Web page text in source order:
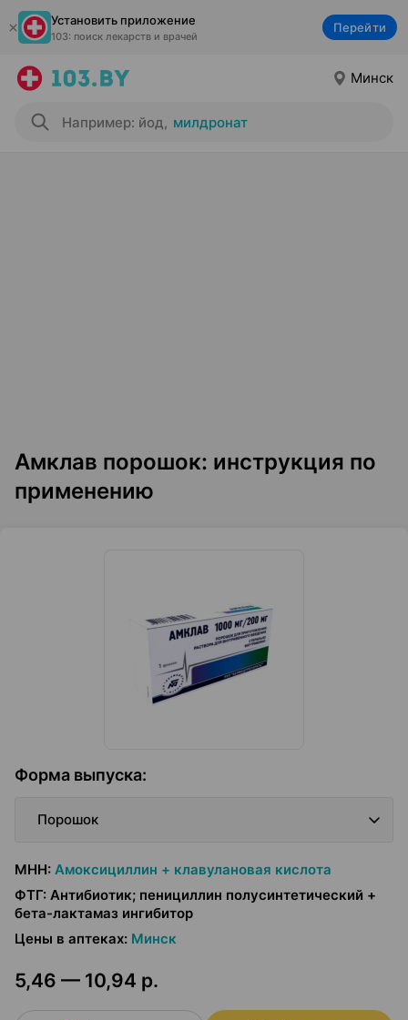
Установить приложение
103: поиск лекарств и врачей
Перейти
Минск
Например: йод, милдронат
Амклав порошок: инструкция по
применению
Форма выпуска:
Порошок
МНН: Амоксициллин + клавулановая кислота
ФТГ: Антибиотик; пенициллин полусинтетический +
бета-лактамаз ингибитор
Цены в аптеках: Минск
5,46 — 10,94 р.